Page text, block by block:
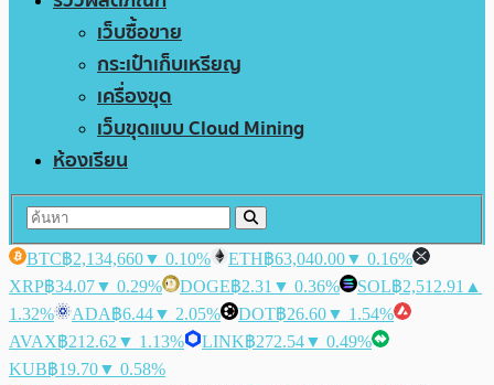
เว็บซื้อขาย
กระเป๋าเก็บเหรียญ
เครื่องขุด
เว็บขุดแบบ Cloud Mining
ห้องเรียน
BTC฿2,134,660▼ 0.10% ETH฿63,040.00▼ 0.16%
XRP฿34.07▼ 0.29% DOGE฿2.31 ▼ 0.36% SOL฿2,512.91 ▲
1.32%
ADA฿6.44▼ 2.05% DOT฿26.60▼ 1.54%
AVAX฿212.62 ▼ 1.13% LINK฿272.54▼ 0.49%
KUB฿19.70▼ 0.58%